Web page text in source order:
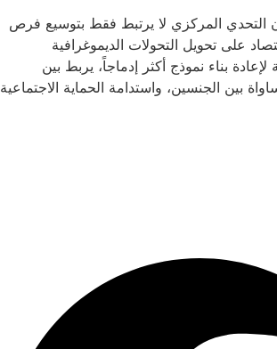
التحدي المركزي لا يرتبط فقط بتوسيع فرص
على تحويل التحولات الديموغرافية
لإعادة بناء نموذج أكثر إدماجاً، يربط بين
بين الجنسين، واستدامة الحماية الاجتماعية